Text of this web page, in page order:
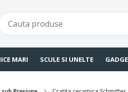
MARI SCULE SI UNELTE